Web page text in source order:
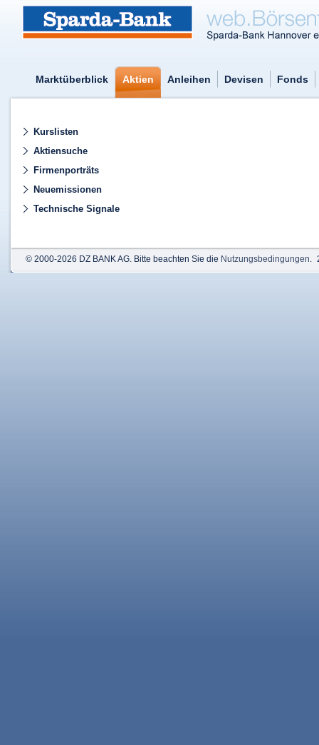
Marktüberblick Aktien Anleihen Devisen Fonds
Kurslisten
Aktiensuche
Firmenporträts
Neuemissionen
Technische Signale
© 2000-2026 DZ BANK AG. Bitte beachten Sie die Nutzungsbedingungen.